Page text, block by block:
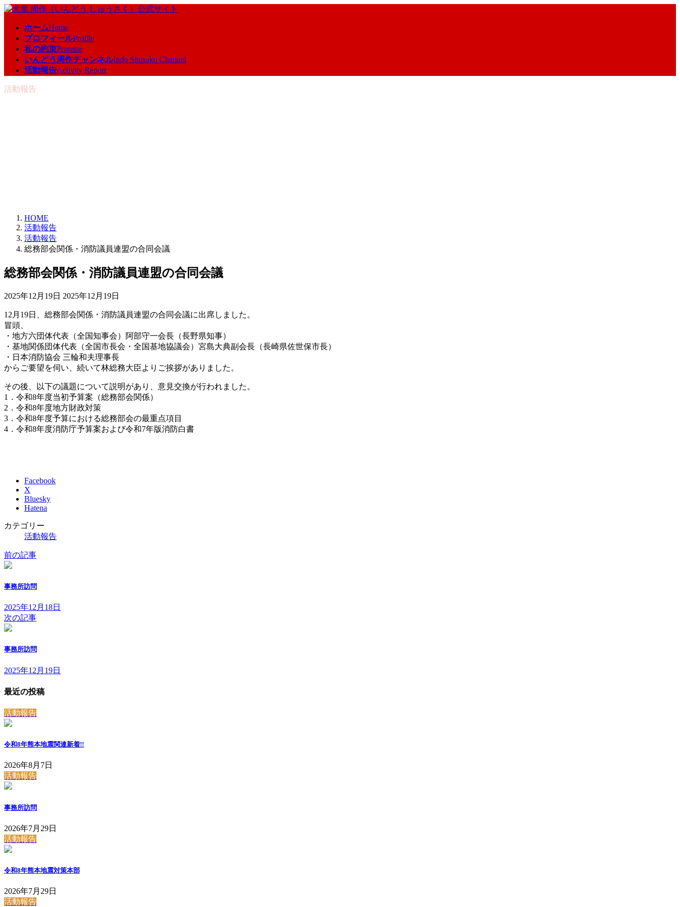
コ
ッ
ナ
移
ホームHome
プロフィールProfile
私の約束Promise
いんどう周作チャンネルIndo Shusaku Channel
活動報告Activity Report
活動報告
HOME
活動報告
活動報告
総務部会関係・消防議員連盟の合同会議
総務部会関係・消防議員連盟の合同会議
2025年12月19日 最
更
日
時
:
2025年12月19日
12月19日、総務部会関係・消防議員連盟の合同会議に出席しました。
冒頭、
・地方六団体代表（全国知事会）阿部守一会長（長野県知事）
・基地関係団体代表（全国市長会・全国基地協議会）宮島大典副会長（長崎県佐世保市長）
・日本消防協会 三輪和夫理事長
からご要望を伺い、続いて林総務大臣よりご挨拶がありました。
その後、以下の議題について説明があり、意見交換が行われました。
1．令和8年度当初予算案（総務部会関係）
2．令和8年度地方財政対策
3．令和8年度予算における総務部会の最重点項目
4．令和8年度消防庁予算案および令和7年版消防白書
Facebook
X
Bluesky
Hatena
カテゴリー
活動報告
前の記事
事務所訪問
2025年12月18日
次の記事
事務所訪問
2025年12月19日
最近の投稿
活動報告
令和8年熊本地震関連新着!!
2026年8月7日
活動報告
事務所訪問
2026年7月29日
活動報告
令和8年熊本地震対策本部
2026年7月29日
活動報告